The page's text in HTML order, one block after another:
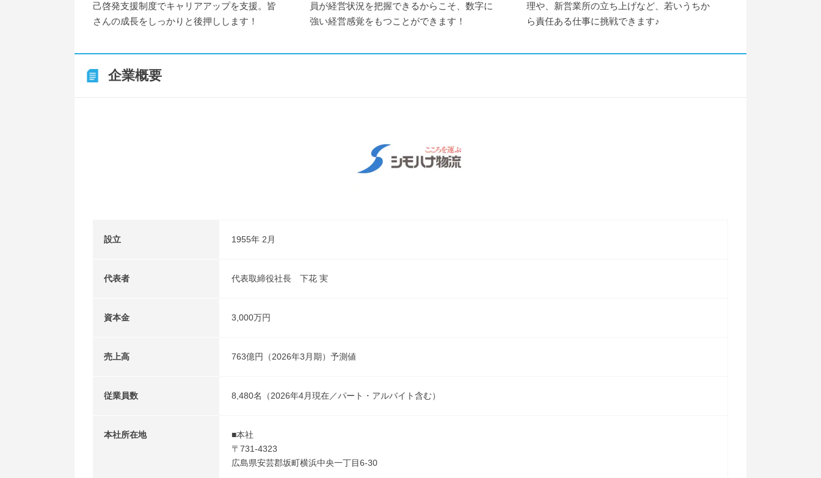
己啓発支援制度でキャリアアップを支援。皆
さんの成長をしっかりと後押しします！
員が経営状況を把握できるからこそ、数字に
強い経営感覚をもつことができます！
理や、新営業所の立ち上げなど、若いうちか
ら責任ある仕事に挑戦できます♪
企業概要
設立 1955年 2月
代表者 代表取締役社長 下花 実
資本金 3,000万円
売上高 763億円（2026年3月期）予測値
従業員数 8,480名（2026年4月現在／パート・アルバイト含む）
本社所在地
■本社
〒731-4323
広島県安芸郡坂町横浜中央一丁目6-30